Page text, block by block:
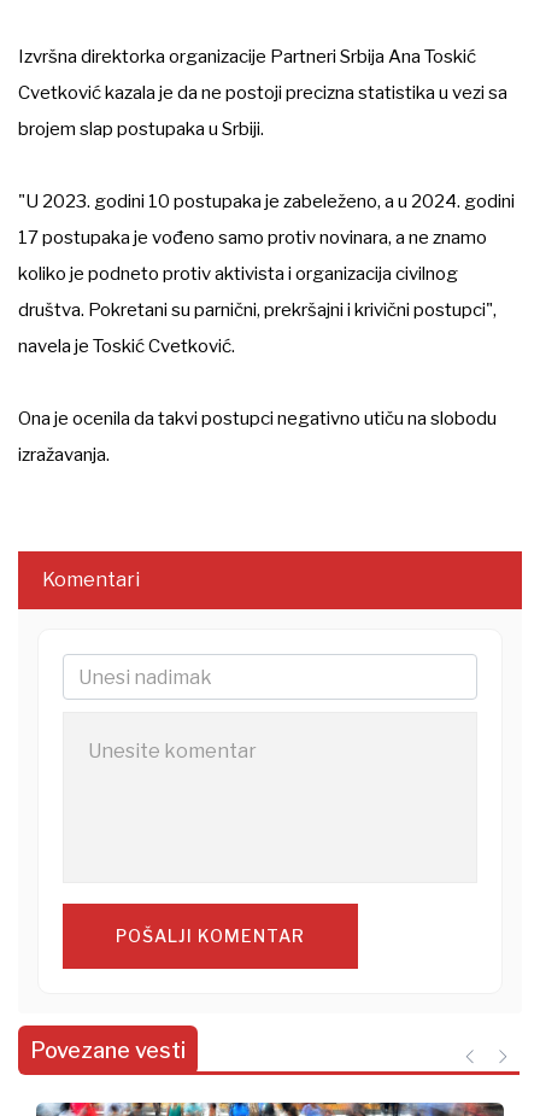
Izvršna direktorka organizacije Partneri Srbija Ana Toskić
Cvetković kazala je da ne postoji precizna statistika u vezi sa
brojem slap postupaka u Srbiji.
"U 2023. godini 10 postupaka je zabeleženo, a u 2024. godini
17 postupaka je vođeno samo protiv novinara, a ne znamo
koliko je podneto protiv aktivista i organizacija civilnog
društva. Pokretani su parnični, prekršajni i krivični postupci",
navela je Toskić Cvetković.
Ona je ocenila da takvi postupci negativno utiču na slobodu
izražavanja.
Komentari
POŠALJI KOMENTAR
Povezane vesti